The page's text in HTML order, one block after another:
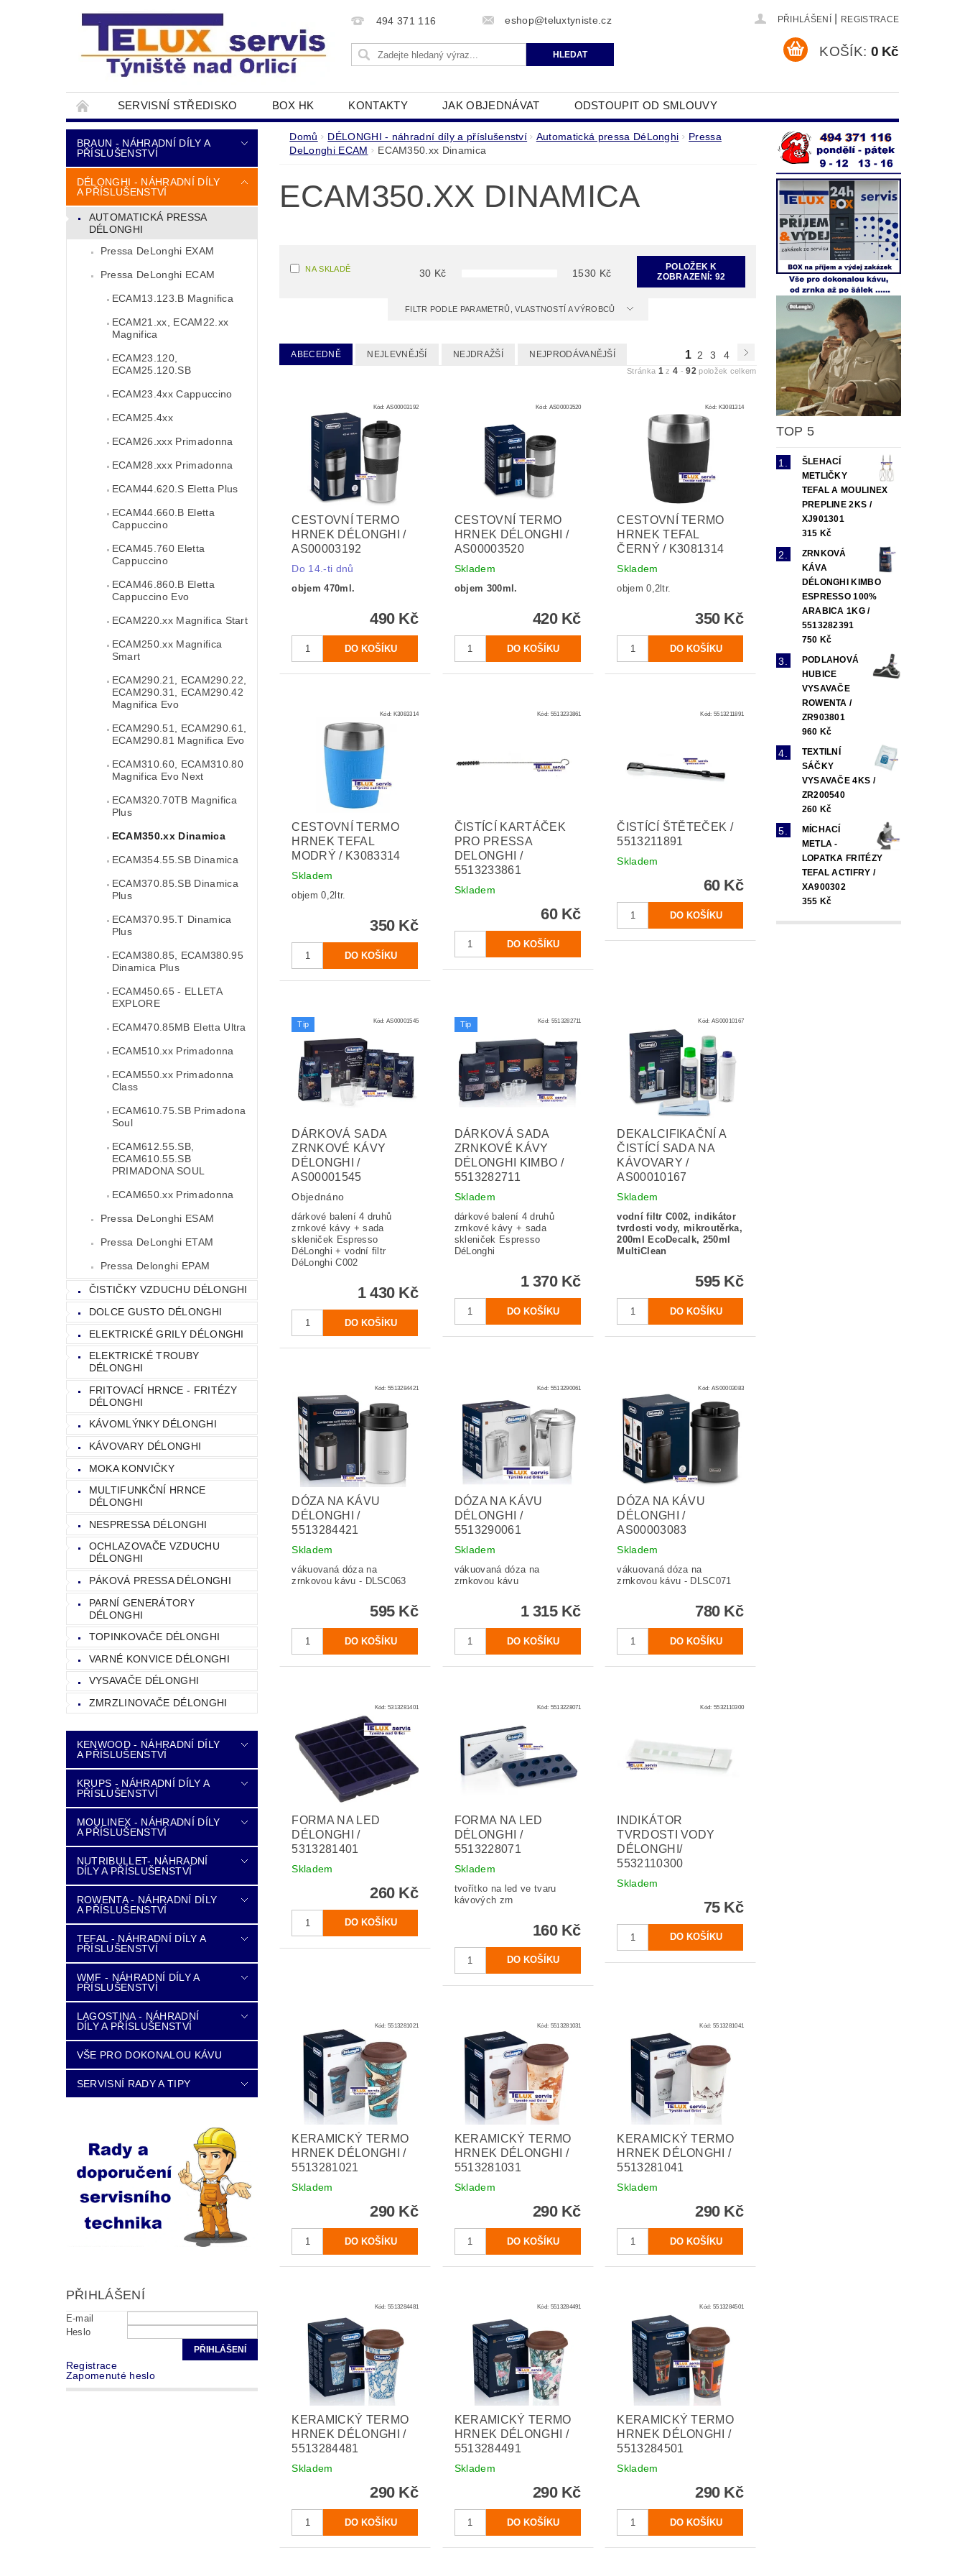
494 371 116 eshop@teluxtyniste.cz PŘIHLÁŠENÍ REGISTRACE
KOŠÍK: 0 Kč
SERVISNÍ STŘEDISKO BOX HK KONTAKTY JAK OBJEDNÁVAT ODSTOUPIT OD SMLOUVY
DOPRAVA A PLATBA NAPIŠTE NÁM OBCHODNÍ PODMÍNKY ZPRACOVÁNÍ OSOBNÍCH ÚDAJŮ
BRAUN - NÁHRADNÍ DÍLY A
PŘÍSLUŠENSTVÍ
DÉLONGHI - NÁHRADNÍ DÍLY
A PŘÍSLUŠENSTVÍ
AUTOMATICKÁ PRESSA
DÉLONGHI
Pressa DeLonghi EXAM
Pressa DeLonghi ECAM
ECAM13.123.B Magnifica
ECAM21.xx, ECAM22.xx
Magnifica
ECAM23.120,
ECAM25.120.SB
ECAM23.4xx Cappuccino
ECAM25.4xx
ECAM26.xxx Primadonna
ECAM28.xxx Primadonna
ECAM44.620.S Eletta Plus
ECAM44.660.B Eletta
Cappuccino
ECAM45.760 Eletta
Cappuccino
ECAM46.860.B Eletta
Cappuccino Evo
ECAM220.xx Magnifica Start
ECAM250.xx Magnifica
Smart
ECAM290.21, ECAM290.22,
ECAM290.31, ECAM290.42
Magnifica Evo
ECAM290.51, ECAM290.61,
ECAM290.81 Magnifica Evo
ECAM310.60, ECAM310.80
Magnifica Evo Next
ECAM320.70TB Magnifica
Plus
ECAM350.xx Dinamica
ECAM354.55.SB Dinamica
ECAM370.85.SB Dinamica
Plus
ECAM370.95.T Dinamica
Plus
ECAM380.85, ECAM380.95
Dinamica Plus
ECAM450.65 - ELLETA
EXPLORE
ECAM470.85MB Eletta Ultra
ECAM510.xx Primadonna
ECAM550.xx Primadonna
Class
ECAM610.75.SB Primadona
Soul
ECAM612.55.SB,
ECAM610.55.SB
PRIMADONA SOUL
ECAM650.xx Primadonna
Pressa DeLonghi ESAM
Pressa DeLonghi ETAM
Pressa Delonghi EPAM
ČISTIČKY VZDUCHU DÉLONGHI
DOLCE GUSTO DÉLONGHI
ELEKTRICKÉ GRILY DÉLONGHI
ELEKTRICKÉ TROUBY
DÉLONGHI
FRITOVACÍ HRNCE - FRITÉZY
DÉLONGHI
KÁVOMLÝNKY DÉLONGHI
KÁVOVARY DÉLONGHI
MOKA KONVIČKY
MULTIFUNKČNÍ HRNCE
DÉLONGHI
NESPRESSA DÉLONGHI
OCHLAZOVAČE VZDUCHU
DÉLONGHI
PÁKOVÁ PRESSA DÉLONGHI
PARNÍ GENERÁTORY
DÉLONGHI
TOPINKOVAČE DÉLONGHI
VARNÉ KONVICE DÉLONGHI
VYSAVAČE DÉLONGHI
ZMRZLINOVAČE DÉLONGHI
KENWOOD - NÁHRADNÍ DÍLY
A PŘÍSLUŠENSTVÍ
KRUPS - NÁHRADNÍ DÍLY A
PŘÍSLUŠENSTVÍ
MOULINEX - NÁHRADNÍ DÍLY
A PŘÍSLUŠENSTVÍ
NUTRIBULLET- NÁHRADNÍ
DÍLY A PŘÍSLUŠENSTVÍ
ROWENTA - NÁHRADNÍ DÍLY
A PŘÍSLUŠENSTVÍ
TEFAL - NÁHRADNÍ DÍLY A
PŘÍSLUŠENSTVÍ
WMF - NÁHRADNÍ DÍLY A
PŘÍSLUŠENSTVÍ
LAGOSTINA - NÁHRADNÍ
DÍLY A PŘÍSLUŠENSTVÍ
VŠE PRO DOKONALOU KÁVU
SERVISNÍ RADY A TIPY
PŘIHLÁŠENÍ
E-mail
Heslo
Registrace
Zapomenuté heslo
Domů DÉLONGHI - náhradní díly a příslušenství Automatická pressa DéLonghi
Pressa
DeLonghi ECAM
ECAM350.xx Dinamica
ECAM350.XX DINAMICA
NA SKLADĚ 30 Kč 1530 Kč
POLOŽEK K
ZOBRAZENÍ: 92
FILTR PODLE PARAMETRŮ, VLASTNOSTÍ A VÝROBCŮ
ABECEDNĚ NEJLEVNĚJŠÍ NEJDRAŽŠÍ NEJPRODÁVANĚJŠÍ 1 2 3 4
Stránka 1 z4 -92 položek celkem
Kód:AS00003192
CESTOVNÍ TERMO
HRNEK DÉLONGHI /
AS00003192
Do 14.-ti dnů
objem 470ml.
490 Kč
Kód: AS00003520
CESTOVNÍ TERMO
HRNEK DÉLONGHI /
AS00003520
Skladem
objem 300ml.
420 Kč
Kód: K3081314
CESTOVNÍ TERMO
HRNEK TEFAL
ČERNÝ / K3081314
Skladem
objem 0,2ltr.
350 Kč
Kód: K3083314
CESTOVNÍ TERMO
HRNEK TEFAL
MODRÝ / K3083314
Skladem
objem 0,2ltr.
350 Kč
Kód: 5513233861
ČISTÍCÍ KARTÁČEK
PRO PRESSA
DELONGHI /
5513233861
Skladem
60 Kč
Kód:5513211891
ČISTÍCÍ ŠTĚTEČEK /
5513211891
Skladem
60 Kč
Tip Kód:AS00001545
DÁRKOVÁ SADA
ZRNKOVÉ KÁVY
DÉLONGHI /
AS00001545
Objednáno
dárkové balení 4 druhů
zrnkové kávy + sada
skleniček Espresso
DéLonghi + vodní filtr
DéLonghi C002
1 430 Kč
Tip Kód: 5513282711
DÁRKOVÁ SADA
ZRNKOVÉ KÁVY
DÉLONGHI KIMBO /
5513282711
Skladem
dárkové balení 4 druhů
zrnkové kávy + sada
skleniček Espresso
DéLonghi
1 370 Kč
Kód:AS00010167
DEKALCIFIKAČNÍ A
ČISTÍCÍ SADA NA
KÁVOVARY /
AS00010167
Skladem
vodní filtr C002, indikátor
tvrdosti vody, mikroutěrka,
200ml EcoDecalk, 250ml
MultiClean
595 Kč
Kód:5513284421
DÓZA NA KÁVU
DÉLONGHI /
5513284421
Skladem
vákuovaná dóza na
zrnkovou kávu - DLSC063
595 Kč
Kód: 5513290061
DÓZA NA KÁVU
DÉLONGHI /
5513290061
Skladem
vákuovaná dóza na
zrnkovou kávu
1 315 Kč
Kód:AS00003083
DÓZA NA KÁVU
DÉLONGHI /
AS00003083
Skladem
vákuovaná dóza na
zrnkovou kávu - DLSC071
780 Kč
Kód:5313281401
FORMA NA LED
DÉLONGHI /
5313281401
Skladem
260 Kč
Kód: 5513228071
FORMA NA LED
DÉLONGHI /
5513228071
Skladem
tvořítko na led ve tvaru
kávových zrn
160 Kč
Kód:5532110300
INDIKÁTOR
TVRDOSTI VODY
DÉLONGHI/
5532110300
Skladem
75 Kč
Kód:5513281021
KERAMICKÝ TERMO
HRNEK DÉLONGHI /
5513281021
Skladem
290 Kč
Kód: 5513281031
KERAMICKÝ TERMO
HRNEK DÉLONGHI /
5513281031
Skladem
290 Kč
Kód:5513281041
KERAMICKÝ TERMO
HRNEK DÉLONGHI /
5513281041
Skladem
290 Kč
Kód:5513284481
KERAMICKÝ TERMO
HRNEK DÉLONGHI /
5513284481
Skladem
290 Kč
Kód: 5513284491
KERAMICKÝ TERMO
HRNEK DÉLONGHI /
5513284491
Skladem
290 Kč
Kód:5513284501
KERAMICKÝ TERMO
HRNEK DÉLONGHI /
5513284501
Skladem
290 Kč
TOP 5
ŠLEHACÍ
METLIČKY
TEFAL A MOULINEX
PREPLINE 2KS /
XJ901301
315 Kč
ZRNKOVÁ
KÁVA
DÉLONGHI KIMBO
ESPRESSO 100%
ARABICA 1KG /
5513282391
750 Kč
PODLAHOVÁ
HUBICE
VYSAVAČE
ROWENTA /
ZR903801
960 Kč
TEXTILNÍ
SÁČKY
VYSAVAČE 4KS /
ZR200540
260 Kč
MÍCHACÍ
METLA -
LOPATKA FRITÉZY
TEFAL ACTIFRY /
XA900302
355 Kč